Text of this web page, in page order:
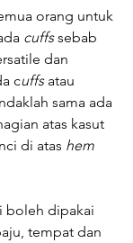
orang untuk
cuffs sebab
dan
cuffs atau
sama ada
atas kasut
di atas hem
boleh dipakai
tempat dan